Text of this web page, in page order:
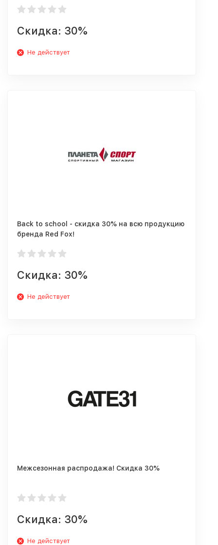
Скидка: 30%
Не действует
Back to school - скидка 30% на всю продукцию
бренда Red Fox!
Скидка: 30%
Не действует
Межсезонная распродажа! Скидка 30%
Скидка: 30%
Не действует